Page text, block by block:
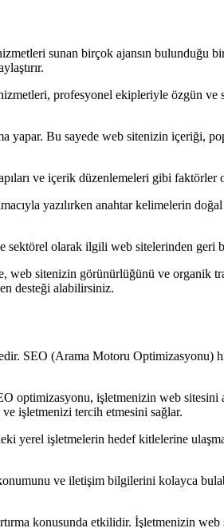
sunan birçok ajansın bulunduğu
profesyonel ekipleriyle özgün ve
yapar. Bu sayede web sitenizin içeriği,
ve içerik düzenlemeleri gibi faktörler
yazılırken anahtar kelimelerin
olarak ilgili web sitelerinden geri
web sitenizin görünürlüğünü ve organik
desteği alabilirsiniz.
SEO (Arama Motoru Optimizasyonu)
optimizasyonu, işletmenizin web sitesini
işletmenizi tercih etmesini sağlar.
işletmelerin hedef kitlelerine
ve iletişim bilgilerini kolayca
konusunda etkilidir. İşletmenizin web